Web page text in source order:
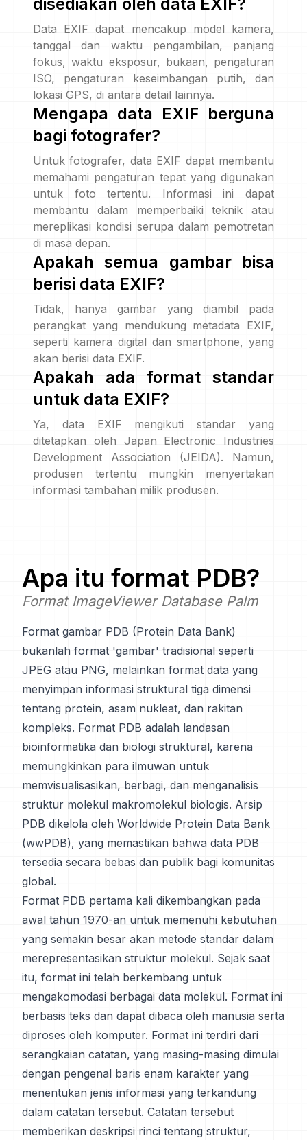
Data EXIF dapat mencakup model kamera,
tanggal dan waktu pengambilan, panjang
fokus, waktu eksposur, bukaan, pengaturan
ISO, pengaturan keseimbangan putih, dan
lokasi GPS, di antara detail lainnya.
Mengapa data EXIF berguna
bagi fotografer?
Untuk fotografer, data EXIF dapat membantu
memahami pengaturan tepat yang digunakan
untuk foto tertentu. Informasi ini dapat
membantu dalam memperbaiki teknik atau
mereplikasi kondisi serupa dalam pemotretan
di masa depan.
Apakah semua gambar bisa
berisi data EXIF?
Tidak, hanya gambar yang diambil pada
perangkat yang mendukung metadata EXIF,
seperti kamera digital dan smartphone, yang
akan berisi data EXIF.
Apakah ada format standar
untuk data EXIF?
Ya, data EXIF mengikuti standar yang
ditetapkan oleh Japan Electronic Industries
Development Association (JEIDA). Namun,
produsen tertentu mungkin menyertakan
informasi tambahan milik produsen.
Apa itu format PDB?
Format ImageViewer Database Palm
Format gambar PDB (Protein Data Bank)
bukanlah format 'gambar' tradisional seperti
JPEG atau PNG, melainkan format data yang
menyimpan informasi struktural tiga dimensi
tentang protein, asam nukleat, dan rakitan
kompleks. Format PDB adalah landasan
bioinformatika dan biologi struktural, karena
memungkinkan para ilmuwan untuk
memvisualisasikan, berbagi, dan menganalisis
struktur molekul makromolekul biologis. Arsip
PDB dikelola oleh Worldwide Protein Data Bank
(wwPDB), yang memastikan bahwa data PDB
tersedia secara bebas dan publik bagi komunitas
global.
Format PDB pertama kali dikembangkan pada
awal tahun 1970-an untuk memenuhi kebutuhan
yang semakin besar akan metode standar dalam
merepresentasikan struktur molekul. Sejak saat
itu, format ini telah berkembang untuk
mengakomodasi berbagai data molekul. Format ini
berbasis teks dan dapat dibaca oleh manusia serta
diproses oleh komputer. Format ini terdiri dari
serangkaian catatan, yang masing-masing dimulai
dengan pengenal baris enam karakter yang
menentukan jenis informasi yang terkandung
dalam catatan tersebut. Catatan tersebut
memberikan deskripsi rinci tentang struktur,